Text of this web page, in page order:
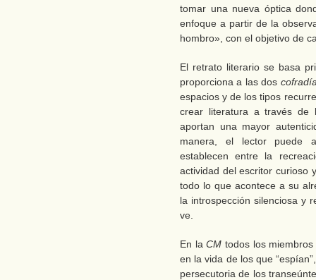
tomar una nueva óptica
enfoque a partir de la
hombro», con el objetivo de
El retrato literario se basa
proporciona a las dos
espacios y de los tipos
crear literatura a través de
aportan una mayor
manera, el lector puede
establecen entre la
actividad del escritor curioso
todo lo que acontece a su
la introspección silenciosa y
ve.
En laCMtodos los
en la vida de los que
persecutoria de los